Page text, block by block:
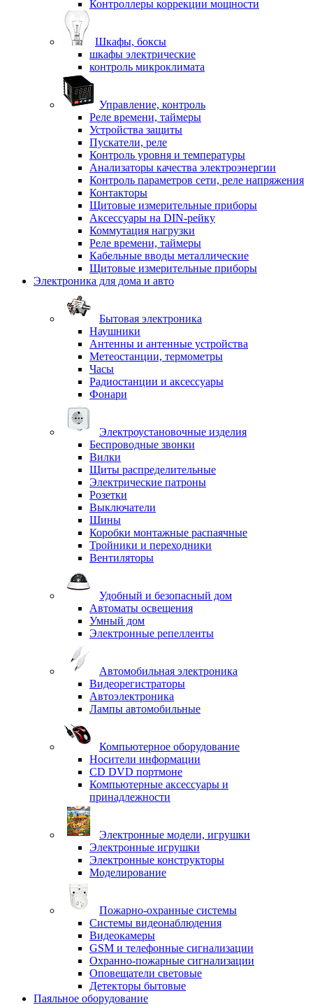
Контроллеры коррекции мощности
Шкафы, боксы
шкафы электрические
контроль микроклимата
Управление, контроль
Реле времени, таймеры
Устройства защиты
Пускатели, реле
Контроль уровня и температуры
Анализаторы качества электроэнергии
Контроль параметров сети, реле напряжения
Контакторы
Щитовые измерительные приборы
Аксессуары на DIN-рейку
Коммутация нагрузки
Реле времени, таймеры
Кабельные вводы металлические
Щитовые измерительные приборы
Электроника для дома и авто
Бытовая электроника
Наушники
Антенны и антенные устройства
Метеостанции, термометры
Часы
Радиостанции и аксессуары
Фонари
Электроустановочные изделия
Беспроводные звонки
Вилки
Щиты распределительные
Электрические патроны
Розетки
Выключатели
Шины
Коробки монтажные распаячные
Тройники и переходники
Вентиляторы
Удобный и безопасный дом
Автоматы освещения
Умный дом
Электронные репелленты
Автомобильная электроника
Видеорегистраторы
Автоэлектроника
Лампы автомобильные
Компьютерное оборудование
Носители информации
CD DVD портмоне
Компьютерные аксессуары и
принадлежности
Электронные модели, игрушки
Электронные игрушки
Электронные конструкторы
Моделирование
Пожарно-охранные системы
Системы видеонаблюдения
Видеокамеры
GSM и телефонные сигнализации
Охранно-пожарные сигнализации
Оповещатели световые
Детекторы бытовые
Паяльное оборудование